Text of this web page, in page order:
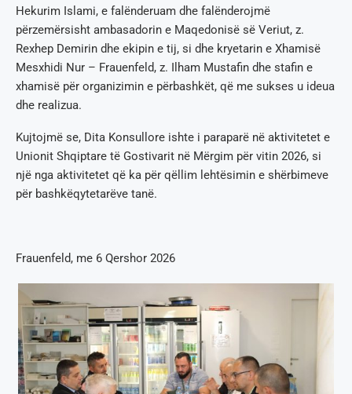
Hekurim Islami, e falënderuam dhe falënderojmë
përzemërsisht ambasadorin e Maqedonisë së Veriut, z.
Rexhep Demirin dhe ekipin e tij, si dhe kryetarin e Xhamisë
Mesxhidi Nur – Frauenfeld, z. Ilham Mustafin dhe stafin e
xhamisë për organizimin e përbashkët, që me sukses u ideua
dhe realizua.
Kujtojmë se, Dita Konsullore ishte i paraparë në aktivitetet e
Unionit Shqiptare të Gostivarit në Mërgim për vitin 2026, si
një nga aktivitetet që ka për qëllim lehtësimin e shërbimeve
për bashkëqytetarëve tanë.
Frauenfeld, me 6 Qershor 2026